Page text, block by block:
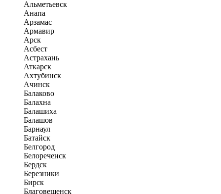
Альметьевск
Анапа
Арзамас
Армавир
Арск
Асбест
Астрахань
Аткарск
Ахтубинск
Ачинск
Балаково
Балахна
Балашиха
Балашов
Барнаул
Батайск
Белгород
Белореченск
Бердск
Березники
Бирск
Благовещенск